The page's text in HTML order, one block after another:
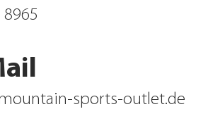
8965
sports-outlet.de